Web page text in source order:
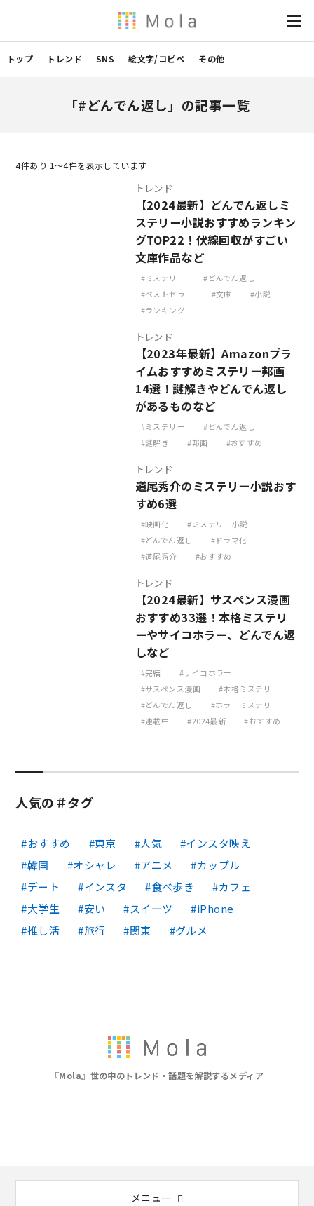
トップ トレンド SNS 絵文字/コピペ その他
「#どんでん返し」の記事一覧
4件あり 1〜4件を表示しています
トレンド
【2024最新】どんでん返しミ
ステリー小説おすすめランキン
グTOP22！伏線回収がすごい
文庫作品など
ミステリー
どんでん返し
ベストセラー
文庫
小説
ランキング
トレンド
【2023年最新】Amazonプラ
イムおすすめミステリー邦画
14選！謎解きやどんでん返し
があるものなど
ミステリー
どんでん返し
謎解き
邦画 おすすめ
トレンド
道尾秀介のミステリー小説おす
すめ6選
映画化
ミステリー小説
どんでん返し
ドラマ化
道尾秀介
おすすめ
トレンド
【2024最新】サスペンス漫画
おすすめ33選！本格ミステリ
ーやサイコホラー、どんでん返
しなど
完結
サイコホラー
サスペンス漫画
本格ミステリー
どんでん返し
ホラーミステリー
連載中
2024最新 おすすめ
人気の＃タグ
おすすめ 東京 人気
インスタ映え
韓国
オシャレ アニメ
カップル
デート
インスタ 食べ歩き
カフェ
大学生
安い スイーツ
iPhone
推し活
旅行 関東 グルメ
『Mola』世の中のトレンド・話題を解説するメディア
メニュー